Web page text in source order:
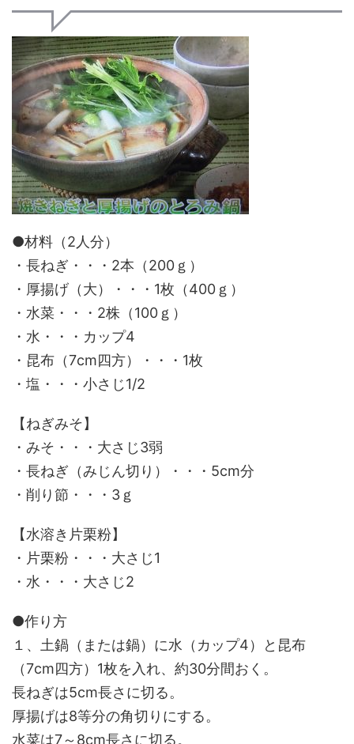
●材料（2人分）
・長ねぎ・・・2本（200ｇ）
・厚揚げ（大）・・・1枚（400ｇ）
・水菜・・・2株（100ｇ）
・水・・・カップ4
・昆布（7cm四方）・・・1枚
・塩・・・小さじ1/2
【ねぎみそ】
・みそ・・・大さじ3弱
・長ねぎ（みじん切り）・・・5cm分
・削り節・・・3ｇ
【水溶き片栗粉】
・片栗粉・・・大さじ1
・水・・・大さじ2
●作り方
１、土鍋（または鍋）に水（カップ4）と昆布
（7cm四方）1枚を入れ、約30分間おく。
長ねぎは5cm長さに切る。
厚揚げは8等分の角切りにする。
水菜は7～8cm長さに切る。